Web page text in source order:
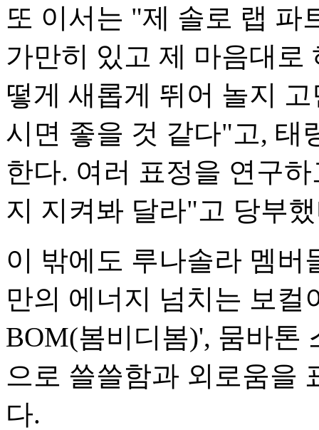
또 이서는 "제 솔로 랩 파
가만히 있고 제 마음대로
떻게 새롭게 뛰어 놀지
시면 좋을 것 같다"고, 태
한다. 여러 표정을 연구
지 지켜봐 달라"고 당부
이 밖에도 루나솔라 멤버
만의 에너지 넘치는 보
BOM(봄비디봄)', 뭄바톤
으로 쓸쓸함과 외로움을
다.